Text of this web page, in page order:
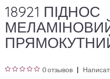
18921 ПІДНОС
0 отзывов